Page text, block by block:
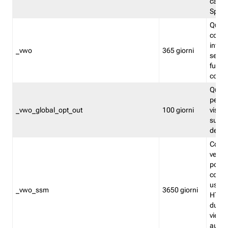
Split
_vwo 365 giorni
_vwo_global_opt_out 100 giorni
su
_vwo_ssm 3650 giorni
viene